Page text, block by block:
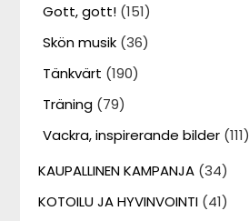
Gott, gott! (151)
Skön musik (36)
Tänkvärt (190)
Träning (79)
Vackra, inspirerande bilder (111)
KAUPALLINEN KAMPANJA (34)
KOTOILU JA HYVINVOINTI (41)